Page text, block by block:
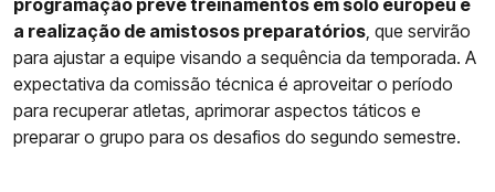
a realização de amistosos preparatórios , que servirão
para ajustar a equipe visando a sequência da temporada. A
expectativa da comissão técnica é aproveitar o período
para recuperar atletas, aprimorar aspectos táticos e
preparar o grupo para os desafios do segundo semestre.